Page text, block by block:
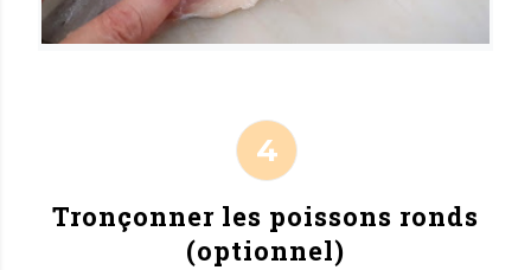
Tronçonner les poissons ronds
(optionnel)